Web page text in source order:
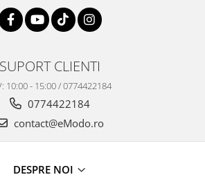
SUPORT CLIENTI
10:00 - 15:00 / 0774422184
0774422184
contact@eModo.ro
DESPRE NOI